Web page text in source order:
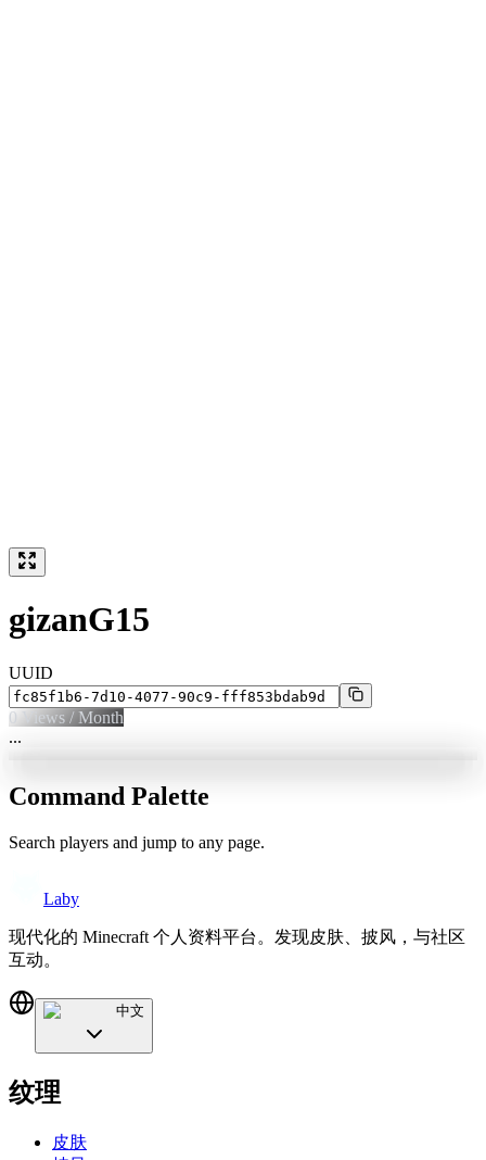
gizanG15
UUID
0 Views / Month
...
Command Palette
Search players and jump to any page.
Laby
现代化的 Minecraft 个人资料平台。发现皮肤、披风，与社区
互动。
中文
纹理
皮肤